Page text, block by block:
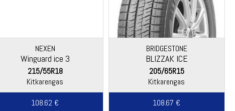
NEXEN
Winguard ice 3
215/55R18
Kitkarengas
108.62 €
BRIDGESTONE
BLIZZAK ICE
205/65R15
Kitkarengas
108.67 €